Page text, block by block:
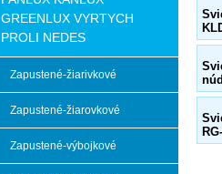
GREENLUX VYRTYCH
PROLI NEDES
Zapustené-žiarivkové
Zapustené-žiarovkové
Zapustené-výbojkové